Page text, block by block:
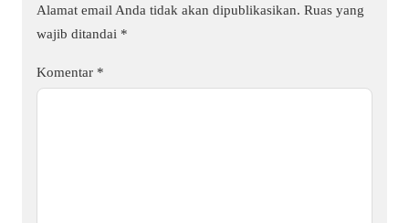
Alamat email Anda tidak akan dipublikasikan. Ruas yang
wajib ditandai *
Komentar *